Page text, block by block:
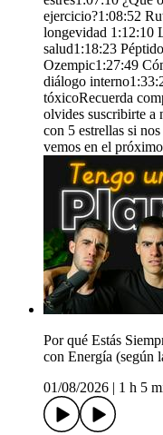
ejercicio?1:08:52
longevidad 1:12:10
salud1:18:23
Ozempic1:27:49
diálogo
tóxicoRecuerda
olvides suscribirte a
con 5 estrellas si
vemos en el
Por qué Estás
con Energía (según
01/08/2026
1 h 5